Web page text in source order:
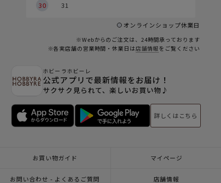
30
31
オンラインショップ休業日
※Webからのご注文は、24時間承っております
※各実店舗の営業時間・休業日は店舗情報をご覧ください
ホビーラホビーレ
公式アプリで最新情報をお届け！
サクサク見られて、楽しいお買い物♪
詳しくはこちら
お買い物ガイド マイページ
お問い合わせ - よくあるご質問 店舗情報